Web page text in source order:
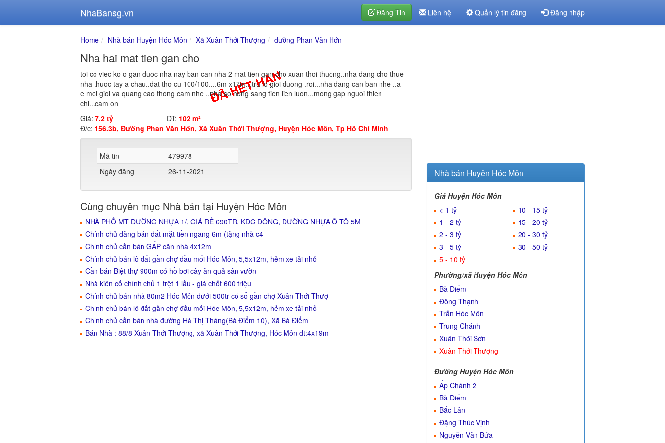
NhaBansg.vn Đăng Tin Liên hệ Quản lý tin đăng Đăng nhập
Home Nhà bán Huyện Hóc Môn Xã Xuân Thới Thượng đường Phan Văn Hớn
Nha hai mat tien gan cho
toi co viec ko o gan duoc nha nay ban can nha 2 mat tien gan cho xuan thoi thuong..nha dang cho thue
nha thuoc tay a chau..dat tho cu 100/100....6m x17m...tru lo gioi duong .roi...nha dang can ban nhe ..a
e moi gioi va quang cao thong cam nhe ..nha so hong sang tien lien luon...mong gap nguoi thien
chi...cam on
Giá: 7.2 tỷ DT: 102 m²
Đ/c: 156.3b, Đường Phan Văn Hớn, Xã Xuân Thới Thượng, Huyện Hóc Môn, Tp Hồ Chí Minh
Mã tin
479978
Ngày đăng
26-11-2021
Cùng chuyên mục Nhà bán tại Huyện Hóc Môn
NHÀ PHỐ MT ĐƯỜNG NHỰA 1/, GIÁ RẺ 690TR, KDC ĐÔNG, ĐƯỜNG NHỰA Ô TÔ 5M
Chính chủ đăng bán đất mặt tiền ngang 6m (tặng nhà c4
Chính chủ cần bán GẤP căn nhà 4x12m
Chính chủ bán lô đất gần chợ đầu mối Hóc Môn, 5,5x12m, hẻm xe tải nhỏ
Cần bán Biệt thự 900m có hồ bơi cây ăn quả sân vườn
Nhà kiên cố chính chủ 1 trệt 1 lầu - giá chốt 600 triệu
Chính chủ bán nhà 80m2 Hóc Môn dưới 500tr có sổ gần chợ Xuân Thới Thượ
Chính chủ bán lô đất gần chợ đầu mối Hóc Môn, 5,5x12m, hẻm xe tải nhỏ
Chính chủ cần bán nhà đường Hà Thị Tháng(Bà Điểm 10), Xã Bà Điểm
Bán Nhà : 88/8 Xuân Thới Thượng, xã Xuân Thới Thượng, Hóc Môn dt:4x19m
Nhà bán Huyện Hóc Môn
Giá Huyện Hóc Môn
< 1 tỷ
1 - 2 tỷ
2 - 3 tỷ
3 - 5 tỷ
5 - 10 tỷ
10 - 15 tỷ
15 - 20 tỷ
20 - 30 tỷ
30 - 50 tỷ
Phường/xã Huyện Hóc Môn
Bà Điểm
Đông Thạnh
Trấn Hóc Môn
Trung Chánh
Xuân Thới Sơn
Xuân Thới Thượng
Đường Huyện Hóc Môn
Ấp Chánh 2
Bà Điểm
Bắc Lân
Đặng Thúc Vịnh
Nguyễn Văn Bứa